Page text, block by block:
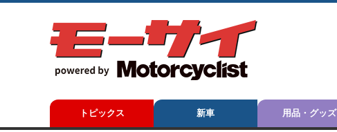
トピックス 新車 用品・グッズ